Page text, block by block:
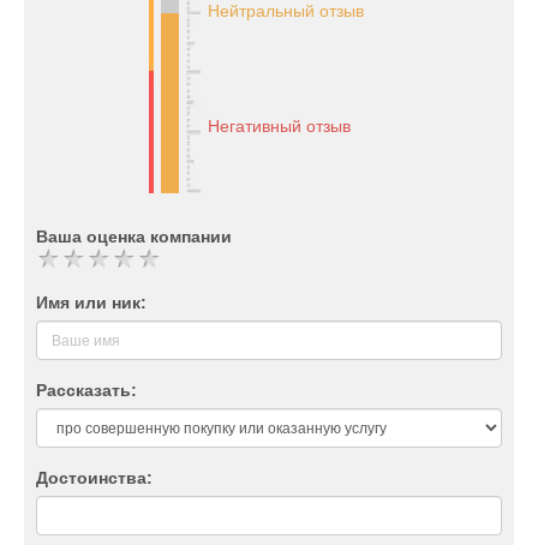
Нейтральный отзыв
Негативный отзыв
Ваша оценка компании
Имя или ник:
Рассказать:
Достоинства: